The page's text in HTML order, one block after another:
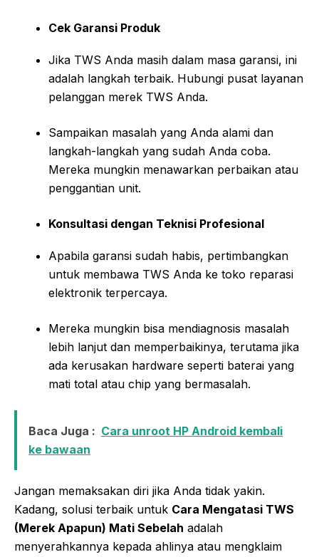
Cek Garansi Produk
Jika TWS Anda masih dalam masa garansi, ini
adalah langkah terbaik. Hubungi pusat layanan
pelanggan merek TWS Anda.
Sampaikan masalah yang Anda alami dan
langkah-langkah yang sudah Anda coba.
Mereka mungkin menawarkan perbaikan atau
penggantian unit.
Konsultasi dengan Teknisi Profesional
Apabila garansi sudah habis, pertimbangkan
untuk membawa TWS Anda ke toko reparasi
elektronik terpercaya.
Mereka mungkin bisa mendiagnosis masalah
lebih lanjut dan memperbaikinya, terutama jika
ada kerusakan hardware seperti baterai yang
mati total atau chip yang bermasalah.
Baca Juga : Cara unroot HP Android kembali
ke bawaan
Jangan memaksakan diri jika Anda tidak yakin.
Kadang, solusi terbaik untuk Cara Mengatasi TWS
(Merek Apapun) Mati Sebelah adalah
menyerahkannya kepada ahlinya atau mengklaim